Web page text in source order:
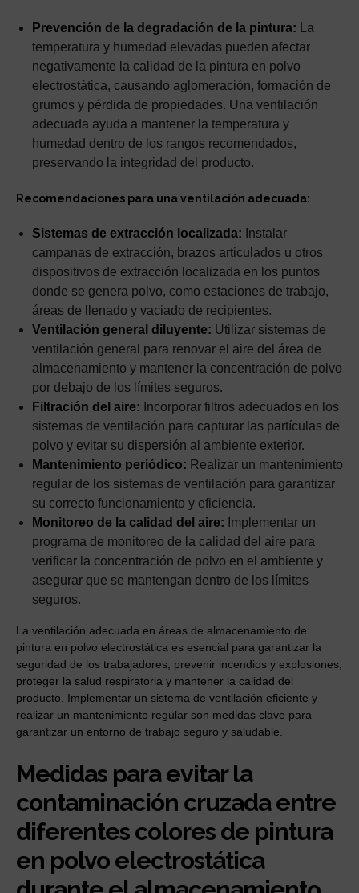
Prevención de la degradación de la pintura: La
temperatura y humedad elevadas pueden afectar
negativamente la calidad de la pintura en polvo
electrostática, causando aglomeración, formación de
grumos y pérdida de propiedades. Una ventilación
adecuada ayuda a mantener la temperatura y
humedad dentro de los rangos recomendados,
preservando la integridad del producto.
Recomendaciones para una ventilación adecuada:
Sistemas de extracción localizada: Instalar
campanas de extracción, brazos articulados u otros
dispositivos de extracción localizada en los puntos
donde se genera polvo, como estaciones de trabajo,
áreas de llenado y vaciado de recipientes.
Ventilación general diluyente: Utilizar sistemas de
ventilación general para renovar el aire del área de
almacenamiento y mantener la concentración de polvo
por debajo de los límites seguros.
Filtración del aire: Incorporar filtros adecuados en los
sistemas de ventilación para capturar las partículas de
polvo y evitar su dispersión al ambiente exterior.
Mantenimiento periódico: Realizar un mantenimiento
regular de los sistemas de ventilación para garantizar
su correcto funcionamiento y eficiencia.
Monitoreo de la calidad del aire: Implementar un
programa de monitoreo de la calidad del aire para
verificar la concentración de polvo en el ambiente y
asegurar que se mantengan dentro de los límites
seguros.
La ventilación adecuada en áreas de almacenamiento de
pintura en polvo electrostática es esencial para garantizar la
seguridad de los trabajadores, prevenir incendios y explosiones,
proteger la salud respiratoria y mantener la calidad del
producto. Implementar un sistema de ventilación eficiente y
realizar un mantenimiento regular son medidas clave para
garantizar un entorno de trabajo seguro y saludable.
Medidas para evitar la
contaminación cruzada entre
diferentes colores de pintura
en polvo electrostática